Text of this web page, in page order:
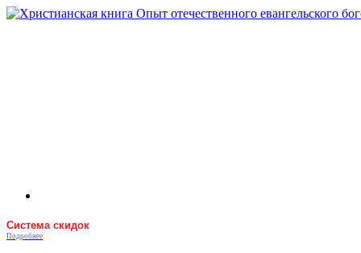
Система скидок
Подробнее